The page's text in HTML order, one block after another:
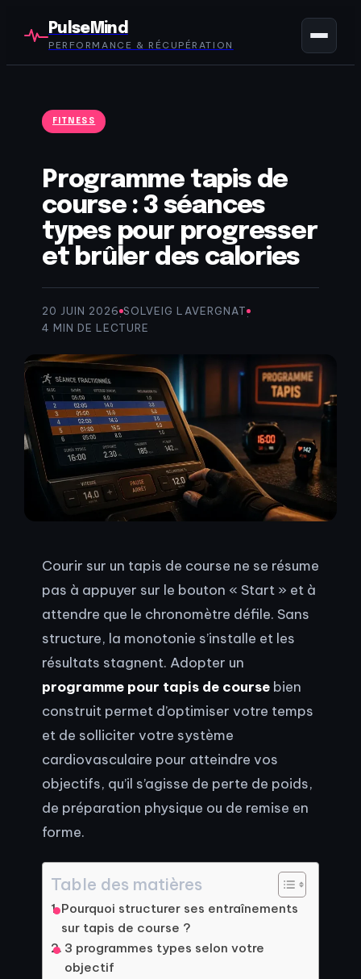
PulseMind
PERFORMANCE & RÉCUPÉRATION
FITNESS
Programme tapis de
course : 3 séances
types pour progresser
et brûler des calories
20 JUIN 2026·SOLVEIG LAVERGNAT·
4 MIN DE LECTURE
Courir sur un tapis de course ne se résume
pas à appuyer sur le bouton « Start » et à
attendre que le chronomètre défile. Sans
structure, la monotonie s’installe et les
résultats stagnent. Adopter un
programme pour tapis de course bien
construit permet d’optimiser votre temps
et de solliciter votre système
cardiovasculaire pour atteindre vos
objectifs, qu’il s’agisse de perte de poids,
de préparation physique ou de remise en
forme.
Table des matières
Pourquoi structurer ses entraînements
sur tapis de course ?
3 programmes types selon votre
objectif